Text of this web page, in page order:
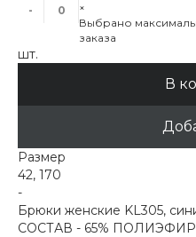
-
×
Выбрано
заказа
шт.
В
Размер
42, 170
-
Брюки женские KL305,
СОСТАВ - 65%